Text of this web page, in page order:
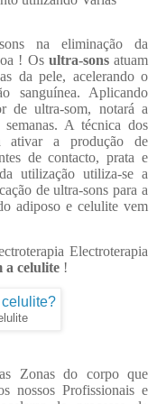
na eliminação da
! Osultra-sons atuam
da pele, acelerando o
sanguínea. Aplicando
de ultra-som, notará a
A técnica dos
ativar a produção de
de contacto, prata e
utilização utiliza-se a
de ultra-sons para a
adiposo e celulite vem
Electroterapia
a celulite !
Zonas do corpo que
nossos Profissionais e